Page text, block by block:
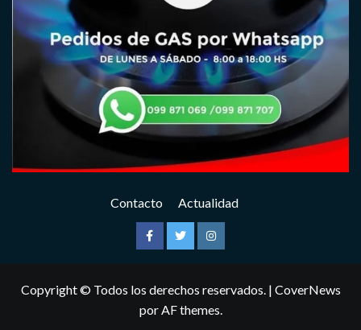
Contacto Actualidad
FacebookTwitterInstagram
Copyright © Todos los derechos reservados. | CoverNews
por AF themes.